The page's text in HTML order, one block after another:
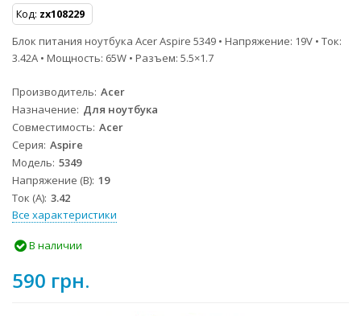
Код: zx108229
Блок питания ноутбука Acer Aspire 5349 • Напряжение: 19V • Ток:
3.42A • Мощность: 65W • Разъем: 5.5×1.7
Производитель Acer
Назначение Для ноутбука
Совместимость Acer
Серия Aspire
Модель 5349
Напряжение (В) 19
Ток (А) 3.42
Все характеристики
В наличии
590 грн.